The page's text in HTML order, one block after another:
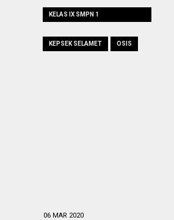
KELAS IX SMPN 1
KEPSEK SELAMET OSIS
06 MAR 2020